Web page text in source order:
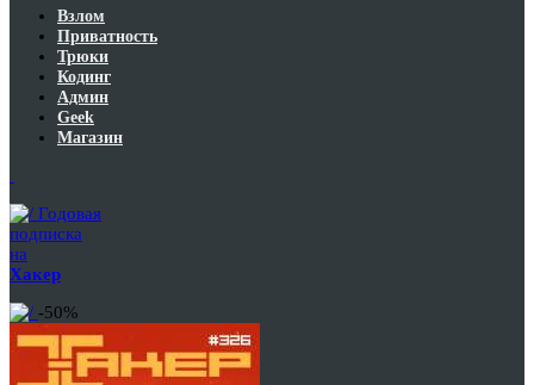
Взлом
Приватность
Трюки
Кодинг
Админ
Geek
Магазин
Годовая
подписка
на
Хакер
-50%